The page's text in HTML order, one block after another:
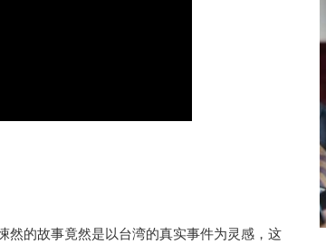
然的故事竟然是以台湾的真实事件为灵感，这